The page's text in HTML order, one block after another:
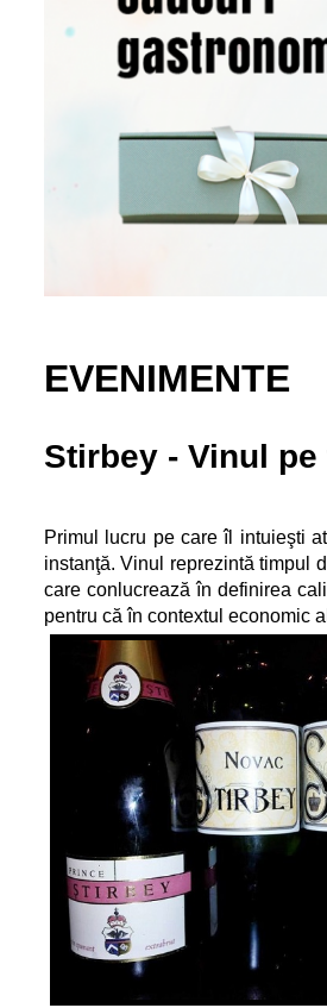
EVENIMENTE
Stirbey - Vinul
Primul lucru pe care îl intuieşti
instanţă. Vinul reprezintă timpul
care conlucrează în definirea
pentru că în contextul economic